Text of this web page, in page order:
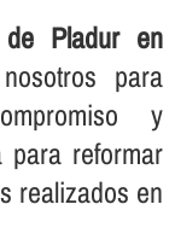
de Pladur en
para
y
para reformar
realizados en